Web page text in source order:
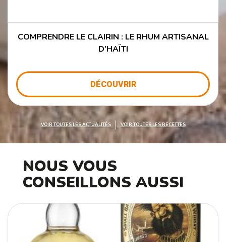
COMPRENDRE LE CLAIRIN : LE RHUM ARTISANAL
D’HAÏTI
DÉCOUVRIR
VOIR TOUTES LES ACTUALITÉS VOIR TOUTES LES RECETTES
NOUS VOUS
CONSEILLONS AUSSI